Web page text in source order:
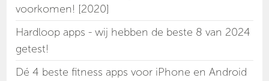
voorkomen! [2020]
Hardloop apps - wij hebben de beste 8 van 2024
getest!
Dé 4 beste fitness apps voor iPhone en Android